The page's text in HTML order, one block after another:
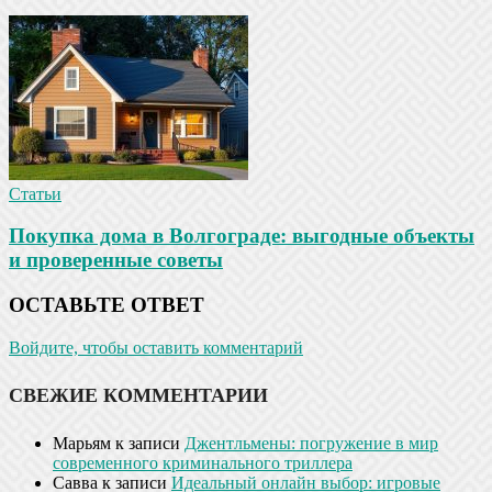
Статьи
Покупка дома в Волгограде: выгодные объекты
и проверенные советы
ОСТАВЬТЕ ОТВЕТ
Войдите, чтобы оставить комментарий
СВЕЖИЕ КОММЕНТАРИИ
Марьям к записи Джентльмены: погружение в мир
современного криминального триллера
Савва к записи Идеальный онлайн выбор: игровые